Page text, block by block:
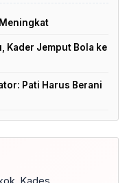
Kader Jemput Bola ke
Pati Harus Berani